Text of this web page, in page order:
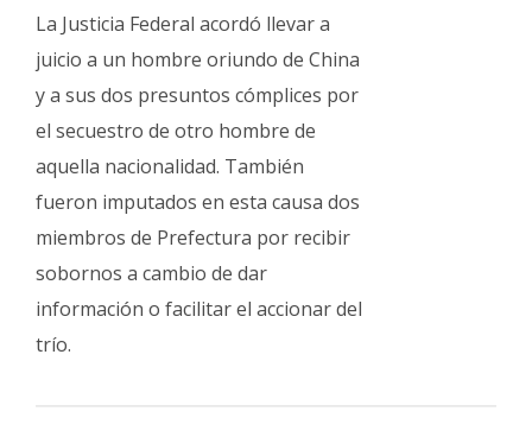
La Justicia Federal acordó llevar a
juicio a un hombre oriundo de China
y a sus dos presuntos cómplices por
el secuestro de otro hombre de
aquella nacionalidad. También
fueron imputados en esta causa dos
miembros de Prefectura por recibir
sobornos a cambio de dar
información o facilitar el accionar del
trío.